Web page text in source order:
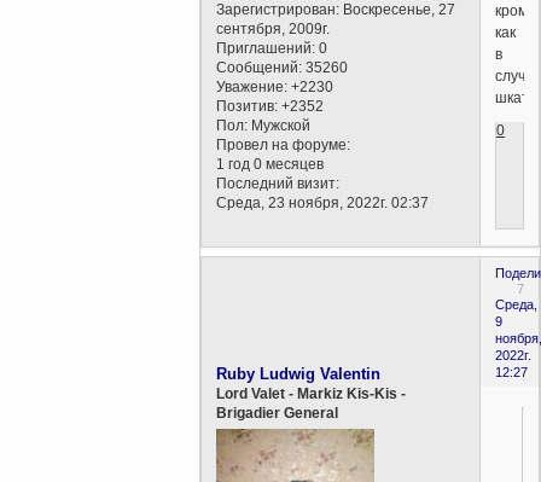
Зарегистрирован: Воскресенье, 27
сентября, 2009г.
Приглашений: 0
Сообщений: 35260
Уважение: +2230
Позитив: +2352
Пол: Мужской
Провел на форуме:
1 год 0 месяцев
Последний визит:
Среда, 23 ноября, 2022г. 02:37
кроме
как
в
0
7
Среда,
9
ноября,
2022г.
12:27
Ruby Ludwig Valentin
Lord Valet - Markiz Kis-Kis -
Brigadier General